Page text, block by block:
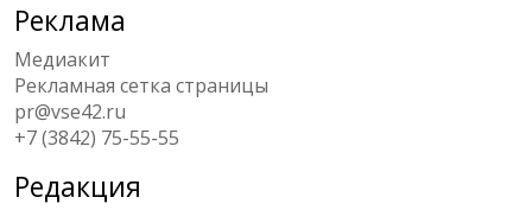
Реклама
Медиакит
Рекламная сетка страницы
pr@vse42.ru
+7 (3842) 75-55-55
Редакция